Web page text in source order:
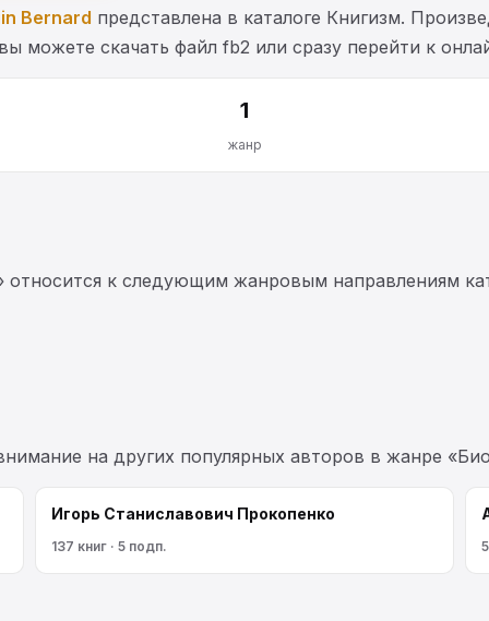
Bernard представлена в каталоге Книгизм.
можете скачать файл fb2 или сразу перейти к
1
жанр
относится к следующим жанровым направлениям
на других популярных авторов в жанре
Игорь Станиславович Прокопенко
137 книг · 5 подп.